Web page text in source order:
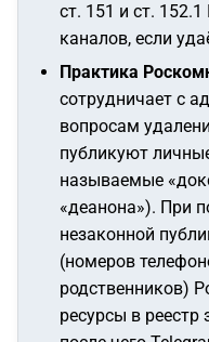
ст. 151 и ст.
каналов, если
Практика
сотрудничает с
вопросам
публикуют
называемые
«деанона»). При
незаконной
(номеров
родственников)
ресурсы в